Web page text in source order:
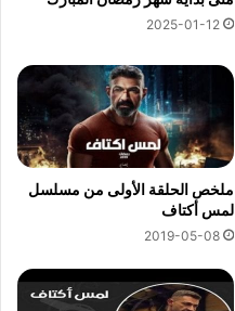
2025-01-12
ملخص الحلقة الأولى من مسلسل
لمس أكتاف
2019-05-08